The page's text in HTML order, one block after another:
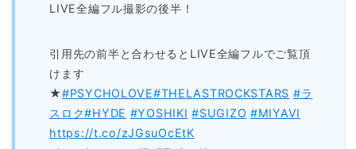
LIVE全編フル撮影の後半！
引用先の前半と合わせるとLIVE全編フルでご覧頂
けます
★#PSYCHOLOVE#THELASTROCKSTARS #ラ
スロク#HYDE #YOSHIKI #SUGIZO #MIYAVI
https://t.co/zJGsuOcEtK